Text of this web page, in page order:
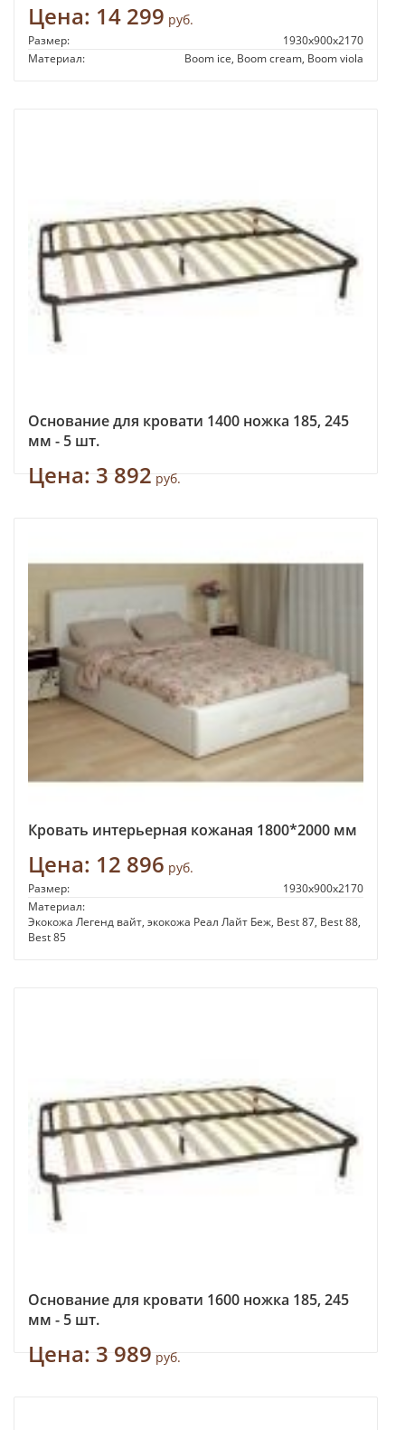
Цена: 14 299 руб.
Размер:
1930x900x2170
Материал:
Boom ice, Boom cream, Boom viola
Основание для кровати 1400 ножка 185, 245
мм - 5 шт.
Цена: 3 892 руб.
Кровать интерьерная кожаная 1800*2000 мм
Цена: 12 896 руб.
Размер:
1930x900x2170
Материал:
Экокожа Легенд вайт, экокожа Реал Лайт Беж, Best 87, Best 88,
Best 85
Основание для кровати 1600 ножка 185, 245
мм - 5 шт.
Цена: 3 989 руб.